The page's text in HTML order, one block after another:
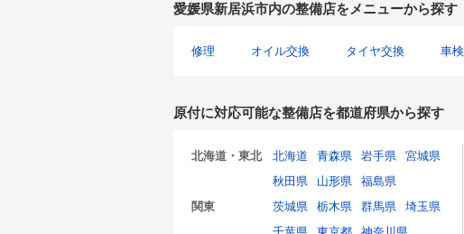
愛媛県新居浜市内の整備店をメニューから探す
修理 オイル交換 タイヤ交換 車検
原付に対応可能な整備店を都道府県から探す
北海道・東北 北海道 青森県 岩手県
宮城県
秋田県
山形県
福島県
関東
茨城県 栃木県 群馬県
埼玉県